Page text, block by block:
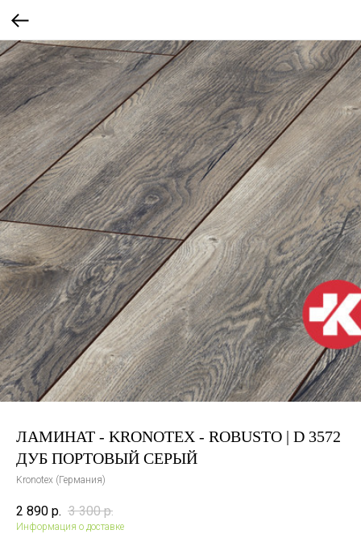
ЛАМИНАТ - KRONOTEX - ROBUSTO | D 3572
ДУБ ПОРТОВЫЙ СЕРЫЙ
Kronotex (Германия)
2 890 р. 3 300 р.
Информация о доставке